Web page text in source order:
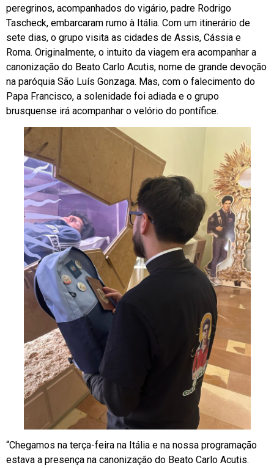
peregrinos, acompanhados do vigário, padre Rodrigo
Tascheck, embarcaram rumo à Itália. Com um itinerário de
sete dias, o grupo visita as cidades de Assis, Cássia e
Roma. Originalmente, o intuito da viagem era acompanhar a
canonização do Beato Carlo Acutis, nome de grande devoção
na paróquia São Luís Gonzaga. Mas, com o falecimento do
Papa Francisco, a solenidade foi adiada e o grupo
brusquense irá acompanhar o velório do pontífice.
“Chegamos na terça-feira na Itália e na nossa programação
estava a presença na canonização do Beato Carlo Acutis.